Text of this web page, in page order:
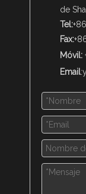
de
Tel:
Fax:
Móvil:
Email: